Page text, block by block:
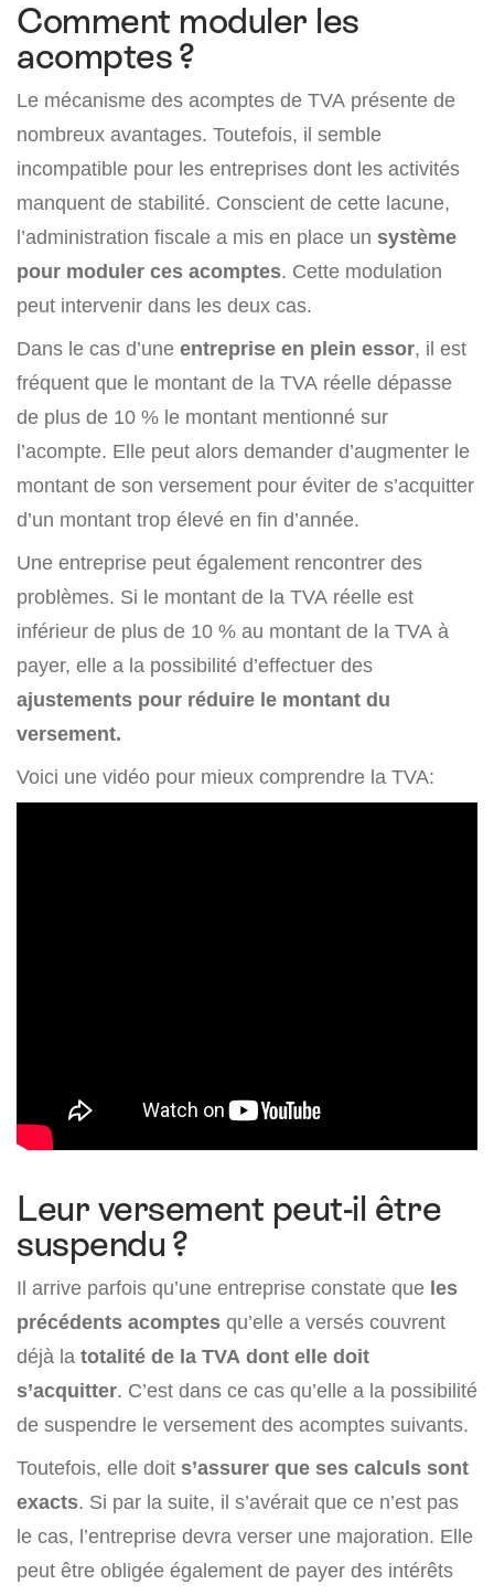
Comment moduler les
acomptes ?
Le mécanisme des acomptes de TVA présente de
nombreux avantages. Toutefois, il semble
incompatible pour les entreprises dont les activités
manquent de stabilité. Conscient de cette lacune,
l’administration fiscale a mis en place un système
pour moduler ces acomptes. Cette modulation
peut intervenir dans les deux cas.
Dans le cas d’une entreprise en plein essor, il est
fréquent que le montant de la TVA réelle dépasse
de plus de 10 % le montant mentionné sur
l’acompte. Elle peut alors demander d’augmenter le
montant de son versement pour éviter de s’acquitter
d’un montant trop élevé en fin d’année.
Une entreprise peut également rencontrer des
problèmes. Si le montant de la TVA réelle est
inférieur de plus de 10 % au montant de la TVA à
payer, elle a la possibilité d’effectuer des
ajustements pour réduire le montant du
versement.
Voici une vidéo pour mieux comprendre la TVA:
Leur versement peut-il être
suspendu ?
Il arrive parfois qu’une entreprise constate que les
précédents acomptes qu’elle a versés couvrent
déjà la totalité de la TVA dont elle doit
s’acquitter. C’est dans ce cas qu’elle a la possibilité
de suspendre le versement des acomptes suivants.
Toutefois, elle doit s’assurer que ses calculs sont
exacts. Si par la suite, il s’avérait que ce n’est pas
le cas, l’entreprise devra verser une majoration. Elle
peut être obligée également de payer des intérêts